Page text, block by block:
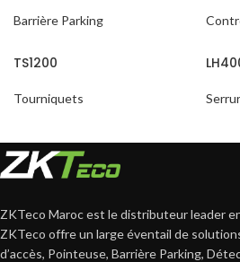
Barrière Parking
TS1200
Tourniquets
ZKTeco Maroc est le distributeur leader
ZKTeco offre un large éventail de
d’accès, Pointeuse, Barrière Parking,